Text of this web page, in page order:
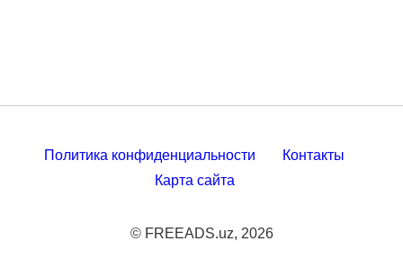
Политика конфиденциальности
Контакты
Карта сайта
© FREEADS.uz, 2026